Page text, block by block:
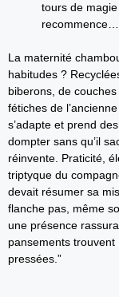
tours de
recommence…
La maternité
habitudes ?
biberons, de
fétiches de
s’adapte et prend
dompter sans qu’il
réinvente. Praticité,
triptyque du
devait résumer sa
flanche pas, même
une présence
pansements
pressées.”